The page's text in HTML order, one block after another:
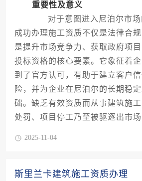
重要性及意义
对于意图进入尼泊尔市场
成功办理施工资质不仅是法律合
是提升市场竞争力、获取政府项
投标资格的核心要素。它象征着
到了官方认可，有助于建立客户
险，并为企业在尼泊尔的长期稳
础。缺乏有效资质而从事建筑施
处罚、项目停工乃至被驱逐出市场
2025-11-04
斯里兰卡建筑施工资质办理